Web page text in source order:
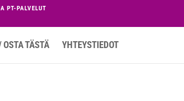
PT-PALVELUT
TÄSTÄ YHTEYSTIEDOT